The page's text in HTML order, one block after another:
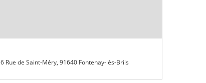
6 Rue de Saint-Méry, 91640 Fontenay-lès-Briis